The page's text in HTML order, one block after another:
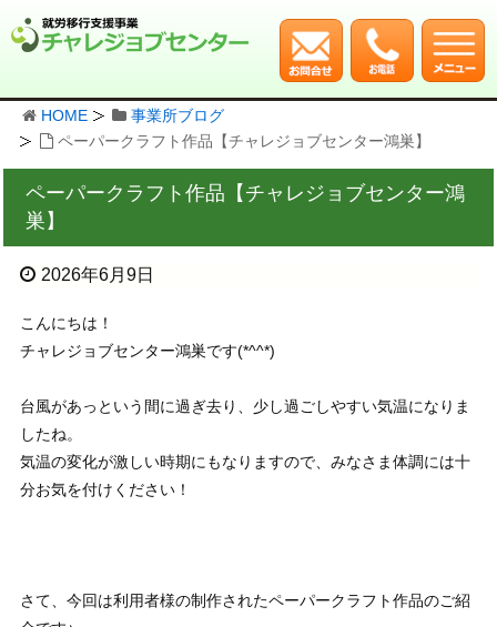
HOME
事業所ブログ
ペーパークラフト作品【チャレジョブセンター鴻巣】
ペーパークラフト作品【チャレジョブセンター鴻
巣】
2026年6月9日
こんにちは！
チャレジョブセンター鴻巣です(*^^*)
台風があっという間に過ぎ去り、少し過ごしやすい気温になりま
したね。
気温の変化が激しい時期にもなりますので、みなさま体調には十
分お気を付けください！
さて、今回は利用者様の制作されたペーパークラフト作品のご紹